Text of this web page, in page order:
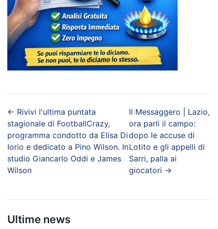
← Rivivi l'ultima puntata
stagionale di FootballCrazy,
programma condotto da Elisa Di
Iorio e dedicato a Pino Wilson. In
studio Giancarlo Oddi e James
Wilson
Il Messaggero | Lazio,
ora parli il campo:
dopo le accuse di
Lotito e gli appelli di
Sarri, palla ai
giocatori →
Ultime news